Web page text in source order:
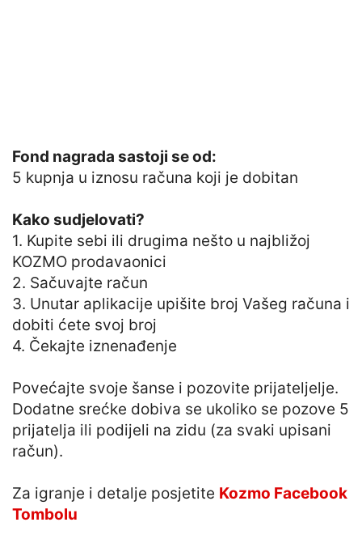
Fond nagrada sastoji se od:
5 kupnja u iznosu računa koji je dobitan
Kako sudjelovati?
1. Kupite sebi ili drugima nešto u najbližoj
KOZMO prodavaonici
2. Sačuvajte račun
3. Unutar aplikacije upišite broj Vašeg računa i
dobiti ćete svoj broj
4. Čekajte iznenađenje
Povećajte svoje šanse i pozovite prijateljelje.
Dodatne srećke dobiva se ukoliko se pozove 5
prijatelja ili podijeli na zidu (za svaki upisani
račun).
Za igranje i detalje posjetite Kozmo Facebook
Tombolu